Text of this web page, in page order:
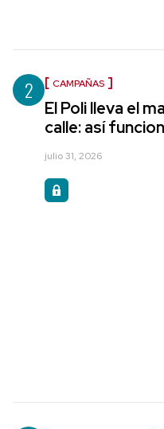
2 CAMPAÑAS
El Poli lleva el
calle: así
julio 31, 2026